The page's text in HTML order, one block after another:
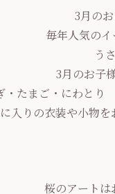
3月の
毎年人気のイ
う
3月のお子
・たまご・にわと
入りの衣装や小物
桜のアートは